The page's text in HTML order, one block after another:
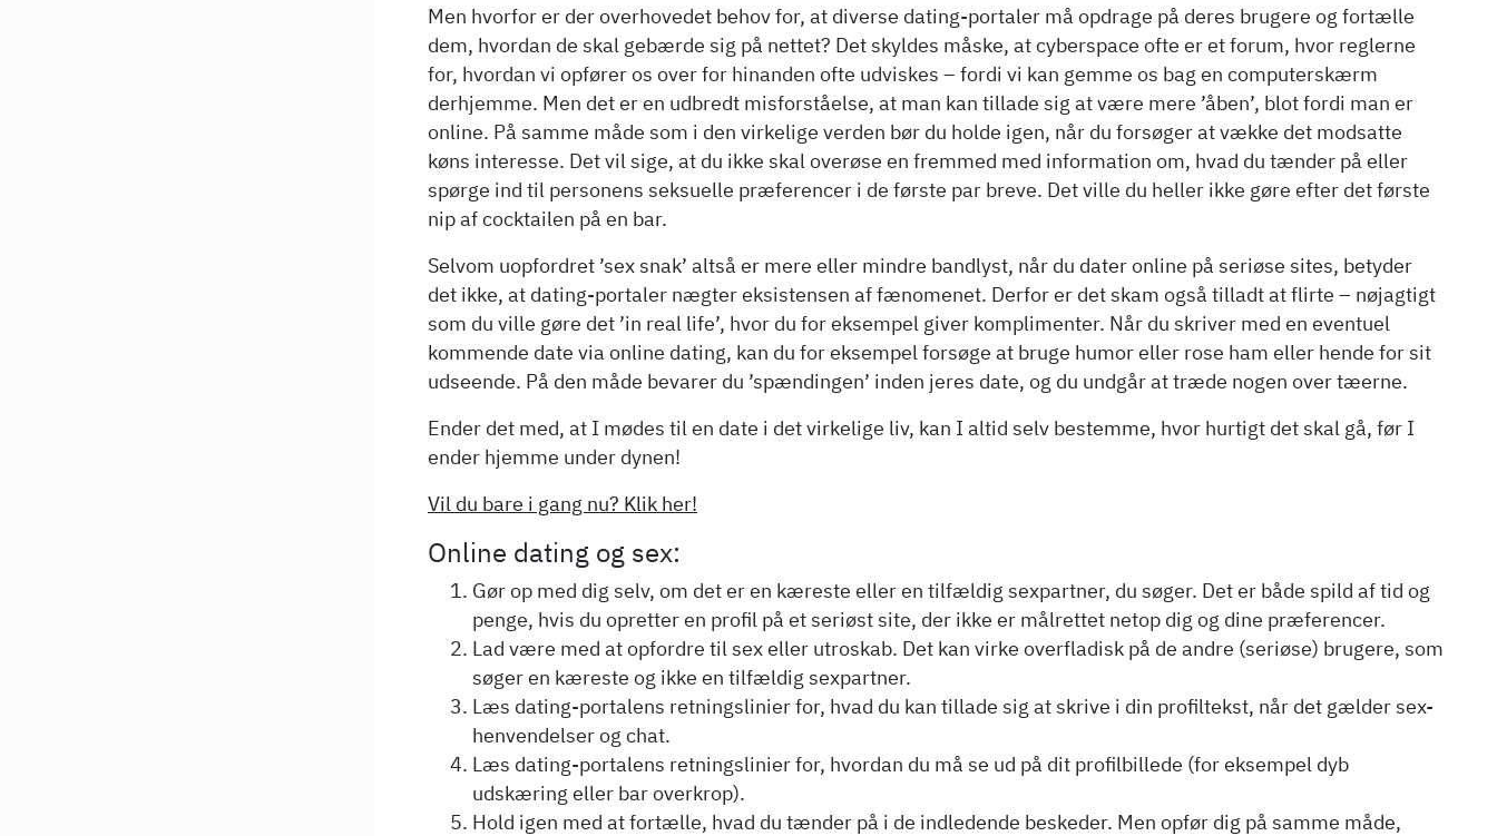
Men hvorfor er der overhovedet behov for, at diverse dating-portaler må opdrage på deres brugere og fortælle
dem, hvordan de skal gebærde sig på nettet? Det skyldes måske, at cyberspace ofte er et forum, hvor reglerne
for, hvordan vi opfører os over for hinanden ofte udviskes – fordi vi kan gemme os bag en computerskærm
derhjemme. Men det er en udbredt misforståelse, at man kan tillade sig at være mere ’åben’, blot fordi man er
online. På samme måde som i den virkelige verden bør du holde igen, når du forsøger at vække det modsatte
køns interesse. Det vil sige, at du ikke skal overøse en fremmed med information om, hvad du tænder på eller
spørge ind til personens seksuelle præferencer i de første par breve. Det ville du heller ikke gøre efter det første
nip af cocktailen på en bar.
Selvom uopfordret ’sex snak’ altså er mere eller mindre bandlyst, når du dater online på seriøse sites, betyder
det ikke, at dating-portaler nægter eksistensen af fænomenet. Derfor er det skam også tilladt at flirte – nøjagtigt
som du ville gøre det ’in real life’, hvor du for eksempel giver komplimenter. Når du skriver med en eventuel
kommende date via online dating, kan du for eksempel forsøge at bruge humor eller rose ham eller hende for sit
udseende. På den måde bevarer du ’spændingen’ inden jeres date, og du undgår at træde nogen over tæerne.
Ender det med, at I mødes til en date i det virkelige liv, kan I altid selv bestemme, hvor hurtigt det skal gå, før I
ender hjemme under dynen!
Vil du bare i gang nu? Klik her!
Online dating og sex:
Gør op med dig selv, om det er en kæreste eller en tilfældig sexpartner, du søger. Det er både spild af tid og
penge, hvis du opretter en profil på et seriøst site, der ikke er målrettet netop dig og dine præferencer.
Lad være med at opfordre til sex eller utroskab. Det kan virke overfladisk på de andre (seriøse) brugere, som
søger en kæreste og ikke en tilfældig sexpartner.
Læs dating-portalens retningslinier for, hvad du kan tillade sig at skrive i din profiltekst, når det gælder sex-
henvendelser og chat.
Læs dating-portalens retningslinier for, hvordan du må se ud på dit profilbillede (for eksempel dyb
udskæring eller bar overkrop).
Hold igen med at fortælle, hvad du tænder på i de indledende beskeder. Men opfør dig på samme måde,